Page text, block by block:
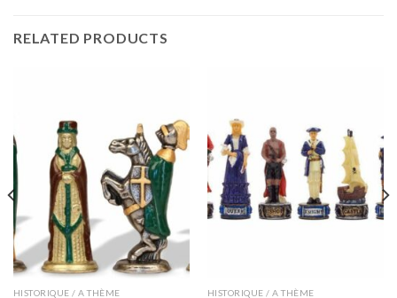
RELATED PRODUCTS
HISTORIQUE / A THÈME HISTORIQUE / A THÈME